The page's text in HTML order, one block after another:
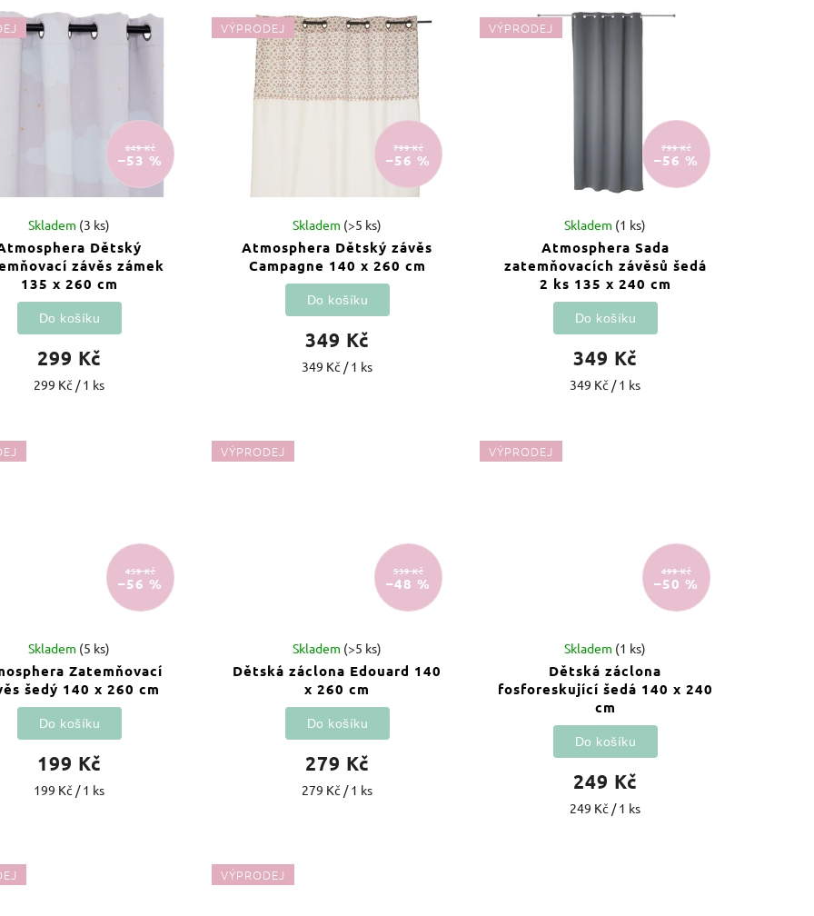
649 Kč
–53 %
Dětský
závěs zámek
135 x 260 cm
Skladem (3 ks)
299 Kč
299 Kč / 1 ks
Do košíku
VÝPRODEJ
799 Kč
–56 %
Atmosphera Dětský závěs
Campagne 140 x 260 cm
Skladem (>5 ks)
349 Kč
349 Kč / 1 ks
Do košíku
VÝPRODEJ
799 Kč
–56 %
Atmosphera Sada
zatemňovacích závěsů šedá
2 ks 135 x 240 cm
Skladem (1 ks)
349 Kč
349 Kč / 1 ks
Do košíku
459 Kč
–56 %
Zatemňovací
šedý 140 x 260 cm
Skladem (5 ks)
199 Kč
199 Kč / 1 ks
Do košíku
VÝPRODEJ
539 Kč
–48 %
Dětská záclona Edouard 140
x 260 cm
Skladem (>5 ks)
279 Kč
279 Kč / 1 ks
Do košíku
VÝPRODEJ
499 Kč
–50 %
Dětská záclona
fosforeskující šedá 140 x 240
cm
Skladem (1 ks)
249 Kč
249 Kč / 1 ks
Do košíku
VÝPRODEJ